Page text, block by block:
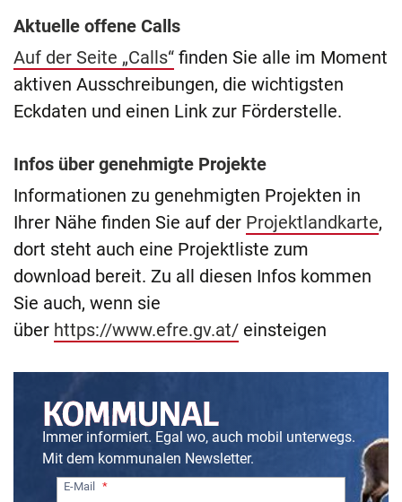
Aktuelle offene Calls
Auf der Seite „Calls“ finden Sie alle im Moment
aktiven Ausschreibungen, die wichtigsten
Eckdaten und einen Link zur Förderstelle.
Infos über genehmigte Projekte
Informationen zu genehmigten Projekten in
Ihrer Nähe finden Sie auf der Projektlandkarte,
dort steht auch eine Projektliste zum
download bereit. Zu all diesen Infos kommen
Sie auch, wenn sie
über https://www.efre.gv.at/ einsteigen
Immer informiert. Egal wo, auch mobil unterwegs.
Mit dem kommunalen Newsletter.
E-Mail